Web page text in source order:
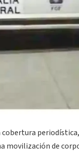
movilización de